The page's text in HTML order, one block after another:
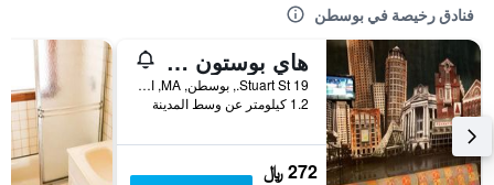
فنادق رخيصة في بوسطن
هاي بوستون - هوستل
19 Stuart St., بوسطن, MA, الولايات المتحدة الأميريكية
1.2 كيلومتر عن وسط المدينة
272 ﷼